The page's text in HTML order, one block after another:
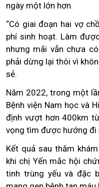
ngày một lớn hơn.
“Có giai đoạn hai vợ
phí sinh hoạt. Làm
nhưng mãi vẫn chưa
phải dừng lại thôi vì
sẻ.
Năm 2022, trong một
Bệnh viện Nam học và
định vượt hơn 400km
vọng tìm được hướng đi
Kết quả sau thăm
khi chị Yến mắc hội
tinh trùng yếu và đặc